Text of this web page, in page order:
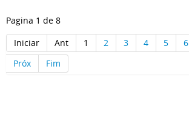
Pagina 1 de 8
Iniciar
Ant 1 2 3 4 5 6
Próx
Fim